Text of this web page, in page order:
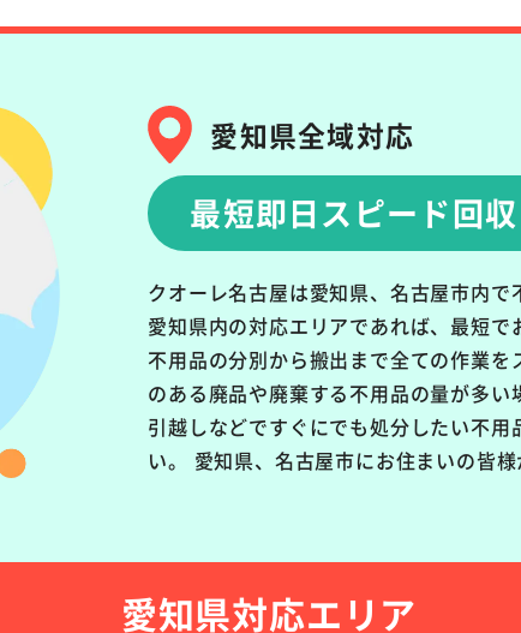
愛知県全域対応
最短即日スピード回収
クオーレ名古屋は愛知県、名古屋市内で
愛知県内の対応エリアであれば、最短で
不用品の分別から搬出まで全ての作業
のある廃品や廃棄する不用品の量が多い
引越しなどですぐにでも処分したい不
い。 愛知県、名古屋市にお住まいの皆
愛知県対応エリア